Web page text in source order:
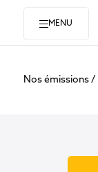
MENU
Nos émissions